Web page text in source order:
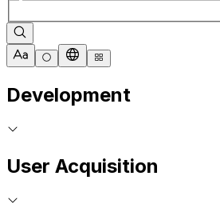
Development
User Acquisition